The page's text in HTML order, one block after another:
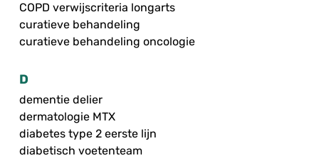
COPD verwijscriteria longarts
curatieve behandeling
curatieve behandeling oncologie
D
dementie delier
dermatologie MTX
diabetes type 2 eerste lijn
diabetisch voetenteam